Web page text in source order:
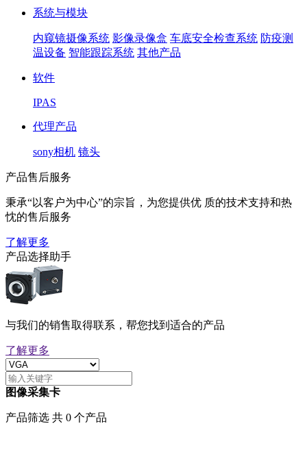
系统与模块
内窥镜摄像系统 影像录像盒 车底安全检查系统 防疫测
温设备 智能跟踪系统 其他产品
软件
IPAS
代理产品
sony相机 镜头
产品售后服务
秉承“以客户为中心”的宗旨，为您提供优 质的技术支持和热
忱的售后服务
了解更多
产品选择助手
与我们的销售取得联系，帮您找到适合的产品
了解更多
图像采集卡
产品筛选 共 0 个产品